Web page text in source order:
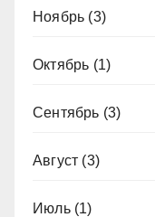
Ноябрь (3)
Октябрь (1)
Сентябрь (3)
Август (3)
Июль(1)